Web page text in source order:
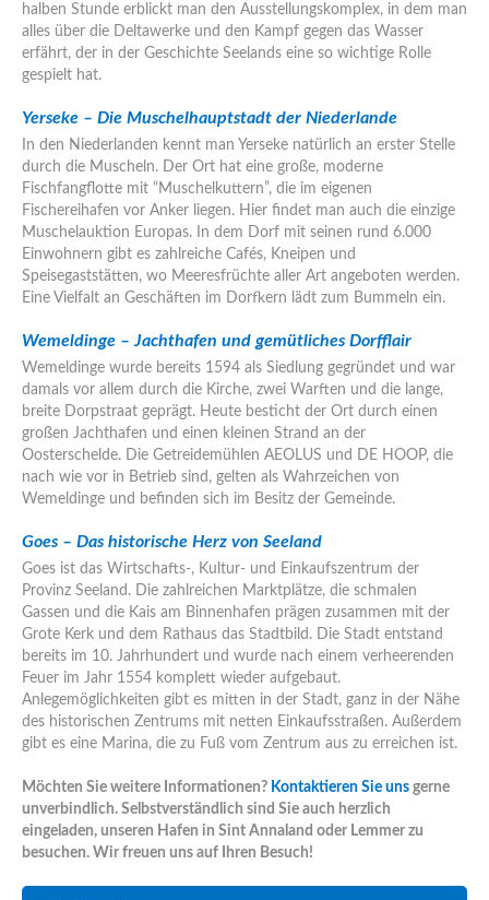
halben Stunde erblickt man den Ausstellungskomplex, in dem man
alles über die Deltawerke und den Kampf gegen das Wasser
erfährt, der in der Geschichte Seelands eine so wichtige Rolle
gespielt hat.
Yerseke – Die Muschelhauptstadt der Niederlande
In den Niederlanden kennt man Yerseke natürlich an erster Stelle
durch die Muscheln. Der Ort hat eine große, moderne
Fischfangflotte mit “Muschelkuttern”, die im eigenen
Fischereihafen vor Anker liegen. Hier findet man auch die einzige
Muschelauktion Europas. In dem Dorf mit seinen rund 6.000
Einwohnern gibt es zahlreiche Cafés, Kneipen und
Speisegaststätten, wo Meeresfrüchte aller Art angeboten werden.
Eine Vielfalt an Geschäften im Dorfkern lädt zum Bummeln ein.
Wemeldinge – Jachthafen und gemütliches Dorfflair
Wemeldinge wurde bereits 1594 als Siedlung gegründet und war
damals vor allem durch die Kirche, zwei Warften und die lange,
breite Dorpstraat geprägt. Heute besticht der Ort durch einen
großen Jachthafen und einen kleinen Strand an der
Oosterschelde. Die Getreidemühlen AEOLUS und DE HOOP, die
nach wie vor in Betrieb sind, gelten als Wahrzeichen von
Wemeldinge und befinden sich im Besitz der Gemeinde.
Goes – Das historische Herz von Seeland
Goes ist das Wirtschafts-, Kultur- und Einkaufszentrum der
Provinz Seeland. Die zahlreichen Marktplätze, die schmalen
Gassen und die Kais am Binnenhafen prägen zusammen mit der
Grote Kerk und dem Rathaus das Stadtbild. Die Stadt entstand
bereits im 10. Jahrhundert und wurde nach einem verheerenden
Feuer im Jahr 1554 komplett wieder aufgebaut.
Anlegemöglichkeiten gibt es mitten in der Stadt, ganz in der Nähe
des historischen Zentrums mit netten Einkaufsstraßen. Außerdem
gibt es eine Marina, die zu Fuß vom Zentrum aus zu erreichen ist.
Möchten Sie weitere Informationen? Kontaktieren Sie uns gerne
unverbindlich. Selbstverständlich sind Sie auch herzlich
eingeladen, unseren Hafen in Sint Annaland oder Lemmer zu
besuchen. Wir freuen uns auf Ihren Besuch!